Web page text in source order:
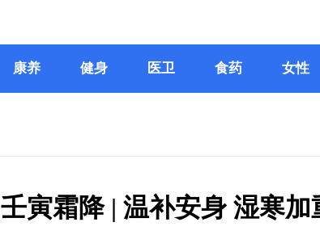
康养 健身 医卫 食药 女性
壬寅霜降 | 温补安身 湿寒加